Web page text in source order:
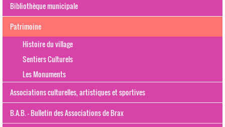
Bibliothèque municipale
Patrimoine
Histoire du village
Sentiers Culturels
Les Monuments
Associations culturelles, artistiques et sportives
B.A.B. - Bulletin des Associations de Brax